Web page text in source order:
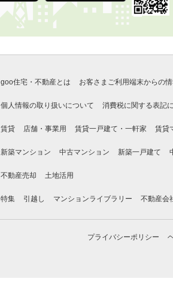
goo住宅・不動産とは お客さまご利用端末からの
個人情報の取り扱いについて 消費税に関する表記
賃貸 店舗・事業用 賃貸一戸建て・一軒家 賃貸
新築マンション 中古マンション 新築一戸建て
不動産売却 土地活用
特集 引越し マンションライブラリー 不動産会
プライバシーポリシー